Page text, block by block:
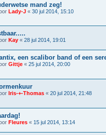
mand zeg!
Lady-J « 30 jul 2014, 15:10
Kay « 28 jul 2014, 19:01
een scalibor band of een
Gittje « 25 jul 2014, 20:00
Iris-+-Thomas « 20 jul 2014, 21:48
Fleures « 15 jul 2014, 13:14